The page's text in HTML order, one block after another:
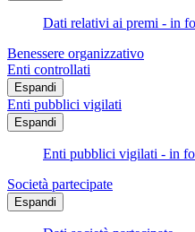
Dati relativi ai premi - in
Benessere organizzativo
Enti controllati
Espandi
Enti pubblici vigilati
Espandi
Enti pubblici vigilati - in
Società partecipate
Espandi